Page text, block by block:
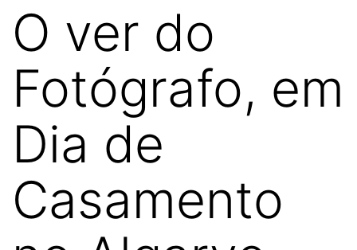
O ver do
Fotógrafo, em
Dia de
Casamento